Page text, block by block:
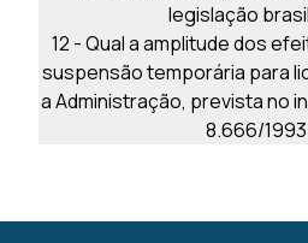
legislação
12 - Qual a amplitude dos
suspensão temporária para
a Administração, prevista no
8.666/